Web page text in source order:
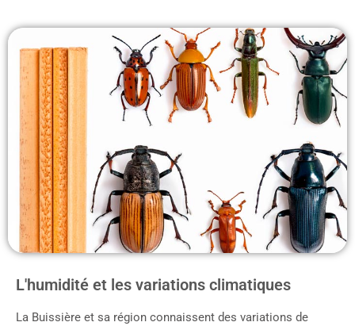
L'humidité et les variations climatiques
La Buissière et sa région connaissent des variations de